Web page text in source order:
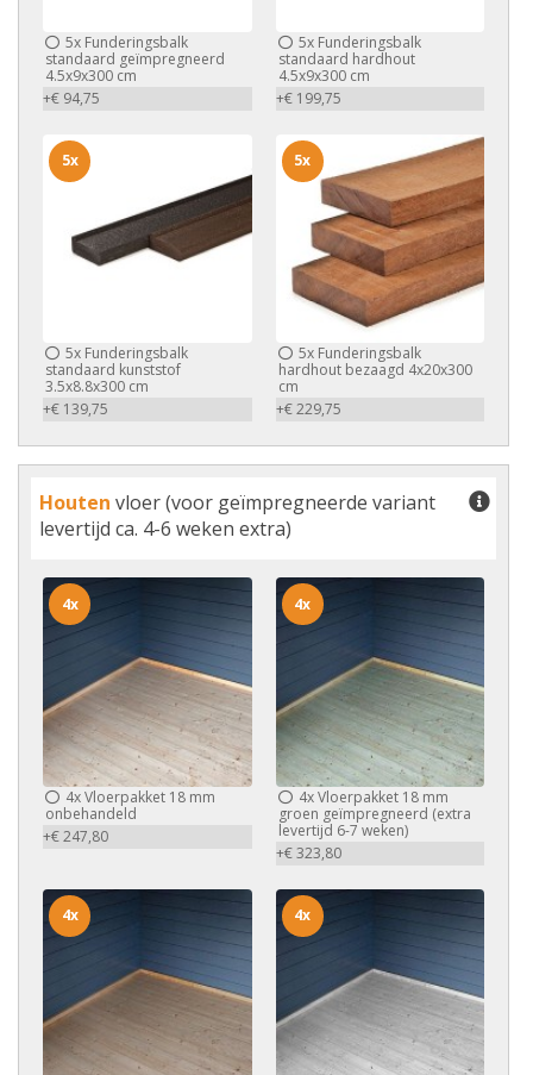
5x Funderingsbalk
standaard geïmpregneerd
4.5x9x300 cm
+€ 94,75
5xFunderingsbalk
standaard hardhout
4.5x9x300 cm
+€ 199,75
5x Funderingsbalk
standaard kunststof
3.5x8.8x300 cm
+€ 139,75
5x
5xFunderingsbalk
hardhout bezaagd 4x20x300
cm
+€ 229,75
5x
Houten vloer (voor geïmpregneerde variant
levertijd ca. 4-6 weken extra)
4xVloerpakket 18 mm
onbehandeld
+€ 247,80
4x
4xVloerpakket 18 mm
groen geïmpregneerd (extra
levertijd 6-7 weken)
+€ 323,80
4x
4x 4x